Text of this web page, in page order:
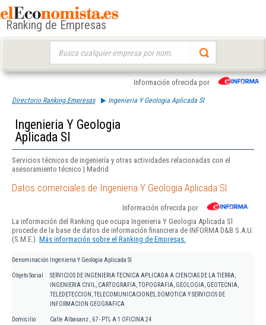
Ranking de Empresas
Información ofrecida por
Directorio Ranking Empresas Ingenieria Y Geologia Aplicada Sl
Ingenieria Y Geologia
Aplicada Sl
Servicios técnicos de ingeniería y otras actividades relacionadas con el
asesoramiento técnico | Madrid
Datos comerciales de Ingenieria Y Geologia Aplicada Sl
Información ofrecida por
La información del Ranking que ocupa Ingenieria Y Geologia Aplicada Sl
procede de la base de datos de información financiera de INFORMA D&B S.A.U.
(S.M.E.). Más información sobre el Ranking de Empresas.
Denominación Ingenieria Y Geologia Aplicada Sl
Objeto Social
SERVICIOS DE INGENIERIA TECNICA APLICADA A CIENCIAS DE LA TIERRA,
INGENIERIA CIVIL, CARTOGRAFIA, TOPOGRAFIA, GEOLOGIA, GEOTECNIA,
TELEDETECCION, TELECOMUNICACIONES, DOMOTICA Y SERVICIOS DE
INFORMACION GEOGRAFICA
Domicilio
Calle Albasanz , 67 - PTL A 1 OFICINA 24